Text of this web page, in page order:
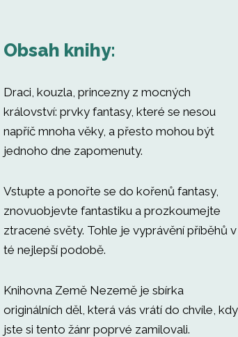
Obsah knihy:
Draci, kouzla, princezny z mocných
království: prvky fantasy, které se nesou
napříč mnoha věky, a přesto mohou být
jednoho dne zapomenuty.
Vstupte a ponořte se do kořenů fantasy,
znovuobjevte fantastiku a prozkoumejte
ztracené světy. Tohle je vyprávění příběhů v
té nejlepší podobě.
Knihovna Země Nezemě je sbírka
originálních děl, která vás vrátí do chvíle, kdy
jste si tento žánr poprvé zamilovali.